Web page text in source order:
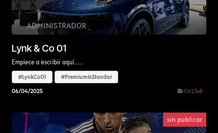
ADMINISTRADOR
Lynk & Co 01
Empiece a escribir aquí......
#LynkCo01 #PremiumIsStandar
06/04/2025 Co:Club
sin publicar